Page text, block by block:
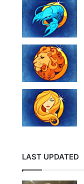
LAST UPDATED